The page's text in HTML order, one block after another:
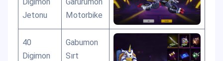
Jetonu
Motorbike
40
Digimon
Gabumon
Sırt